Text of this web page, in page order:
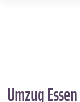
Umzug Essen